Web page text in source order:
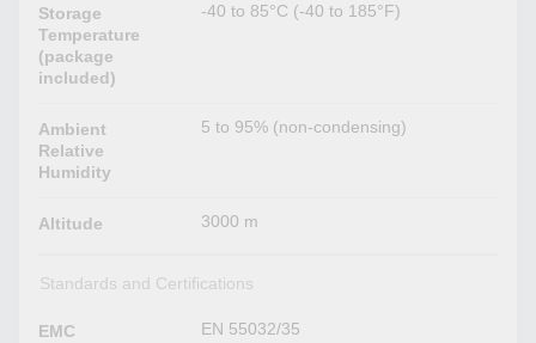
Storage
Temperature
(package
included)
-40 to 85°C (-40 to 185°F)
Ambient
Relative
Humidity
5 to 95% (non-condensing)
Altitude 3000 m
Standards and Certifications
EMC EN 55032/35